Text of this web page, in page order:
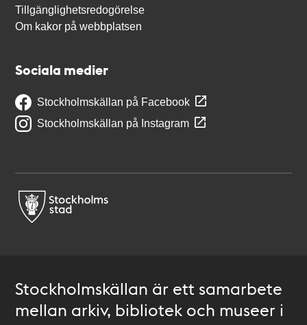
Tillgänglighetsredogörelse
Om kakor på webbplatsen
Sociala medier
Stockholmskällan på Facebook
Stockholmskällan på Instagram
Stockholmskällan är ett samarbete
mellan arkiv, bibliotek och museer i